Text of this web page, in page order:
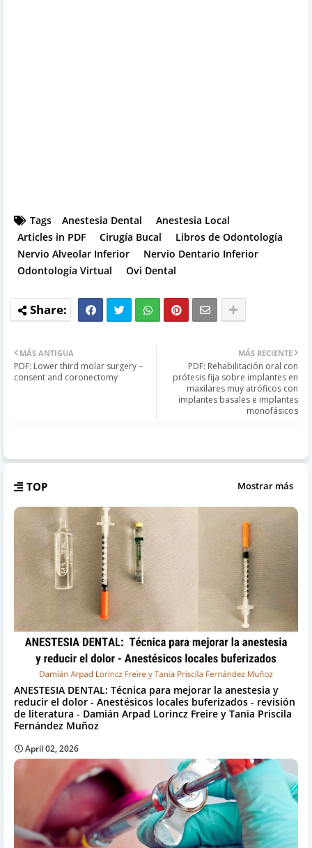
Tags Anestesia Dental
Anestesia Local
Articles in PDF
Cirugía Bucal
Libros de Odontología
Nervio Alveolar Inferior
Nervio Dentario Inferior
Odontología Virtual
Ovi Dental
MÁS RECIENTE
PDF: Rehabilitación oral con
prótesis fija sobre implantes en
maxilares muy atróficos con
implantes basales e implantes
monofásicos
MÁS ANTIGUA
PDF: Lower third molar surgery –
consent and coronectomy
TOP Mostrar más
ANESTESIA DENTAL: Técnica para mejorar la anestesia y
reducir el dolor - Anestésicos locales buferizados - revisión
de literatura - Damián Arpad Lorincz Freire y Tania Priscila
Fernández Muñoz
April 02, 2026